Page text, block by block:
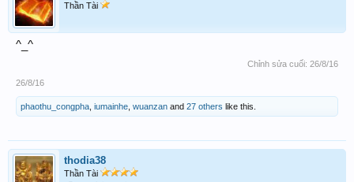
Thần Tài
^_^
Chỉnh sửa cuối: 26/8/16
26/8/16
phaothu_congpha iumainhe wuanzan and 27 others like this.
thodia38
Thần Tài